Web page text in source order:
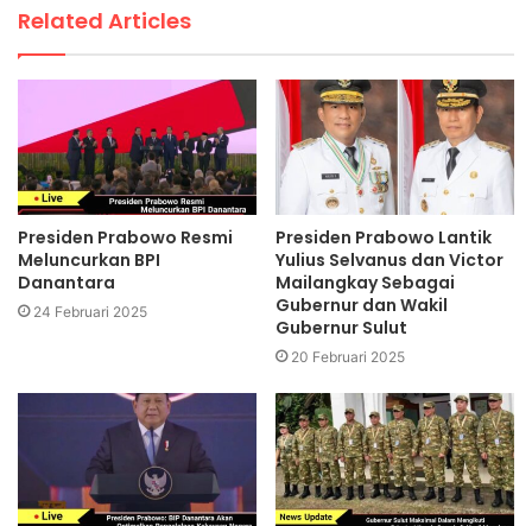
Related Articles
Presiden Prabowo Resmi
Meluncurkan BPI
Danantara
24 Februari 2025
Presiden Prabowo Lantik
Yulius Selvanus dan Victor
Mailangkay Sebagai
Gubernur dan Wakil
Gubernur Sulut
20 Februari 2025